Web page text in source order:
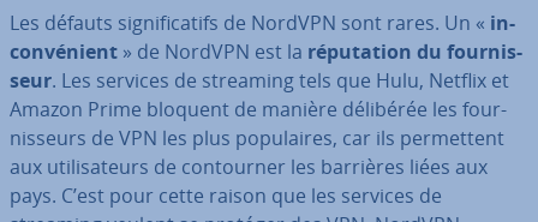
Les défauts sig­ni­fi­ca­tifs de NordVPN sont rares. Un « in­
con­vé­nient » de NordVPN est la ré­pu­ta­tion du four­nis­
seur. Les services de streaming tels que Hulu, Netflix et
Amazon Prime bloquent de manière délibérée les four­
nis­seurs de VPN les plus po­pu­laires, car ils per­met­tent
aux uti­li­sa­teurs de con­tour­ner les barrières liées aux
pays. C’est pour cette raison que les services de